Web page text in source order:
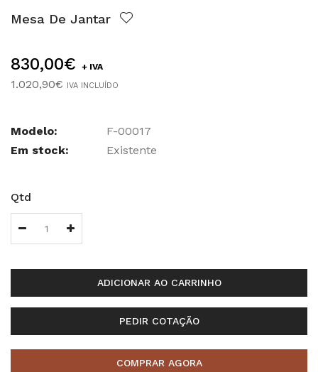
Mesa De Jantar
830,00€ + IVA
1.020,90€ IVA INCLUÍDO
Modelo:
F-00017
Em stock:
Existente
Qtd
ADICIONAR AO CARRINHO
PEDIR COTAÇÃO
COMPRAR AGORA